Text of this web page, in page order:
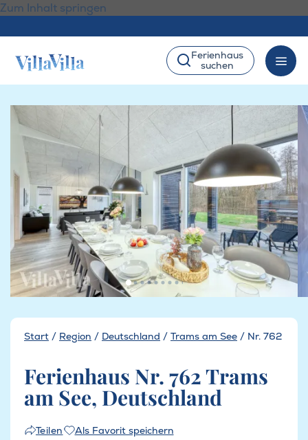
Zum Inhalt springen
Ferienhaus
suchen
Start / Region / Deutschland / Trams am See / Nr. 762
Ferienhaus Nr. 762 Trams
am See, Deutschland
Teilen Als Favorit speichern